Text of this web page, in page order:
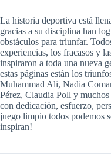
La historia deportiva está
gracias a su disciplina han
obstáculos para triunfar.
experiencias, los fracasos y
inspiraron a toda una nueva
estas páginas están los
Muhammad Ali, Nadia
Pérez, Claudia Poll y
con dedicación, esfuerzo,
juego limpio todos podemos
inspiran!